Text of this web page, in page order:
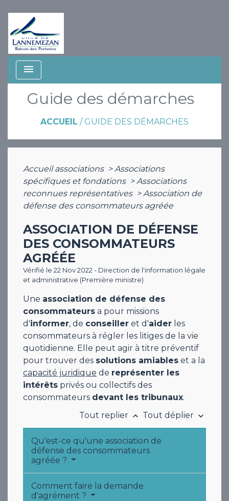
menu
Guide des démarches
ACCUEIL / GUIDE DES DÉMARCHES
Accueil associations > Associations
spécifiques et fondations > Associations
reconnues représentatives > Association de
défense des consommateurs agréée
ASSOCIATION DE DÉFENSE
DES CONSOMMATEURS
AGRÉÉE
Vérifié le 22 Nov 2022 - Direction de l'information légale
et administrative (Première ministre)
Une association de défense des
consommateurs a pour missions
d'informer, de conseiller et d'aider les
consommateurs à régler les litiges de la vie
quotidienne. Elle peut agir à titre préventif
pour trouver des solutions amiables et a la
capacité juridique de représenter les
intérêts privés ou collectifs des
consommateurs devant les tribunaux.
Tout replier keyboard_arrow_up Tout déplier keyboard_arrow_down
Qu'est-ce qu'une association de
défense des consommateurs
agréée ?
Comment faire la demande
d'agrément ?